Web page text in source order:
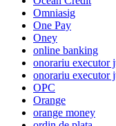
Omniasig
One Pay
Oney
online banking
onorariu executor
onorariu executor
OPC
Orange
orange money